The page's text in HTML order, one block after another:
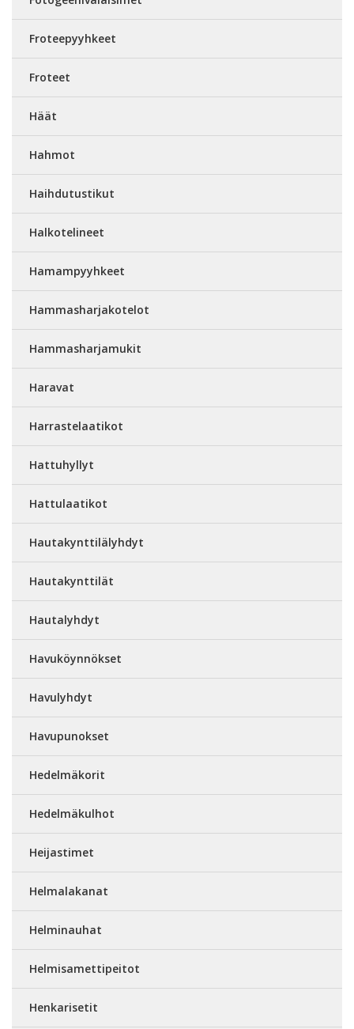
Froteepyyhkeet
Froteet
Häät
Hahmot
Haihdutustikut
Halkotelineet
Hamampyyhkeet
Hammasharjakotelot
Hammasharjamukit
Haravat
Harrastelaatikot
Hattuhyllyt
Hattulaatikot
Hautakynttilälyhdyt
Hautakynttilät
Hautalyhdyt
Havuköynnökset
Havulyhdyt
Havupunokset
Hedelmäkorit
Hedelmäkulhot
Heijastimet
Helmalakanat
Helminauhat
Helmisamettipeitot
Henkarisetit